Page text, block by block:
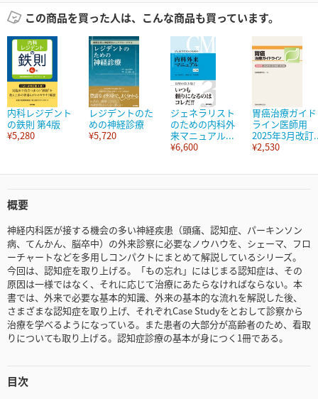
この商品を買った人は、こんな商品も買っています。
内科レジデント
の鉄則 第4版
¥5,280
レジデントのた
めの神経診療
¥5,720
ジェネラリスト
のための内科外
来マニュアル...
¥6,600
胃癌治療ガイド
ライン医師用
2025年3月改訂
¥2,530
概要
神経内科医が接する機会の多い神経疾患（頭痛、認知症、パーキンソン
病、てんかん、脳卒中）の外来診察に必要なノウハウを、シェーマ、フロ
ーチャートなどを多用しコンパクトにまとめて解説しているシリーズ。
今回は、認知症を取り上げる。「もの忘れ」にはじまる認知症は、その
原因は一様ではなく、それに応じて治療にあたらなければならない。本
書では、外来で必要な基本的知識、外来の基本的な流れを解説した後、
さまざまな認知症を取り上げ、それぞれCase Studyをとおして診察から
治療を学べるようになっている。また患者の大部分が高齢者のため、看取
りについても取り上げる。認知症診療の基本が身につく1冊である。
目次